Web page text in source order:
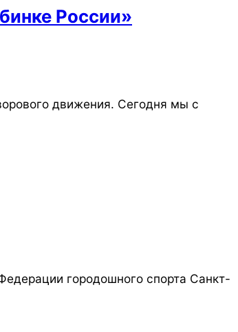
России»
движения. Сегодня мы с
городошного спорта Санкт-